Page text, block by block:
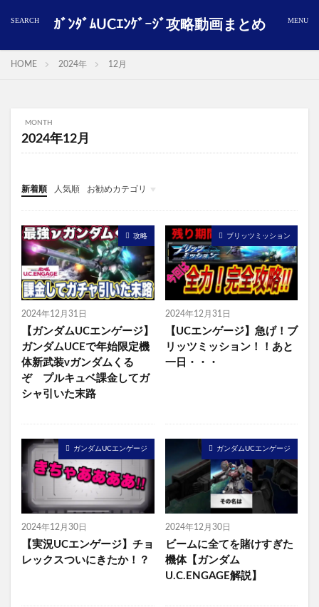
ｶﾞﾝﾀﾞﾑUCｴﾝｹﾞｰｼﾞ攻略動画まとめ
HOME 2024年 12月
MONTH
2024年12月
新着順 人気順 お勧めカテゴリ
ガンダムUCエンゲージ
攻略
2024年12月31日
【ガンダムUCエンゲージ】
ガンダムUCEで年始限定機
体新武装νガンダムくる
ぞ プルキュベ課金してガ
シャ引いた末路
ブリッツミッション
2024年12月31日
【UCエンゲージ】急げ！ブ
リッツミッション！！あと
一日・・・
ガンダムUCエンゲージ
2024年12月30日
【実況UCエンゲージ】チョ
レックスついにきたか！？
ガンダムUCエンゲージ
2024年12月30日
ビームに全てを賭けすぎた
機体【ガンダム
U.C.ENGAGE解説】